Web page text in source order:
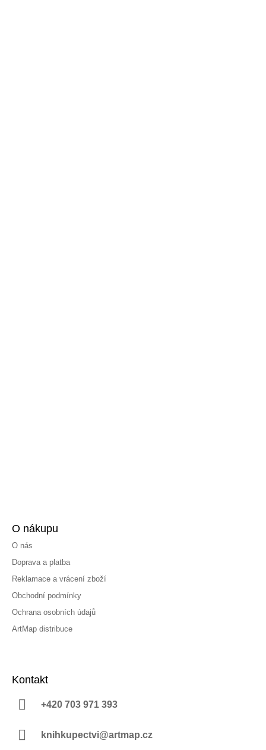
O nákupu
O nás
Doprava a platba
Reklamace a vrácení zboží
Obchodní podmínky
Ochrana osobních údajů
ArtMap distribuce
Kontakt
+420 703 971 393
knihkupectvi@artmap.cz